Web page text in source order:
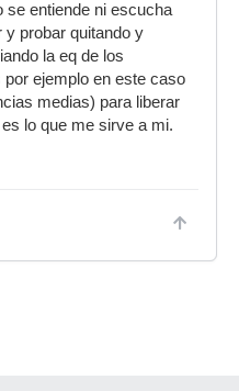
se entiende ni escucha
probar quitando y
la eq de los
ejemplo en este caso
medias) para liberar
lo que me sirve a mi.